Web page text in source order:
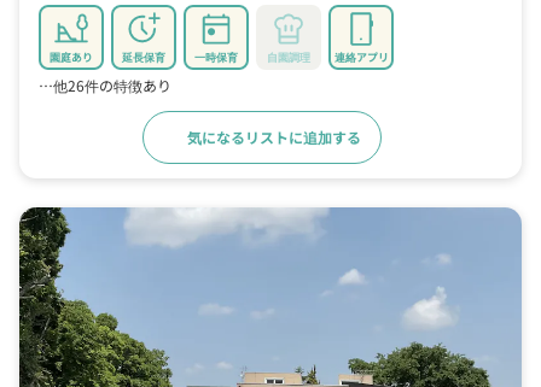
園庭あり 延長保育 一時保育 自園調理 連絡アプリ
…他26件の特徴あり
気になるリストに追加する